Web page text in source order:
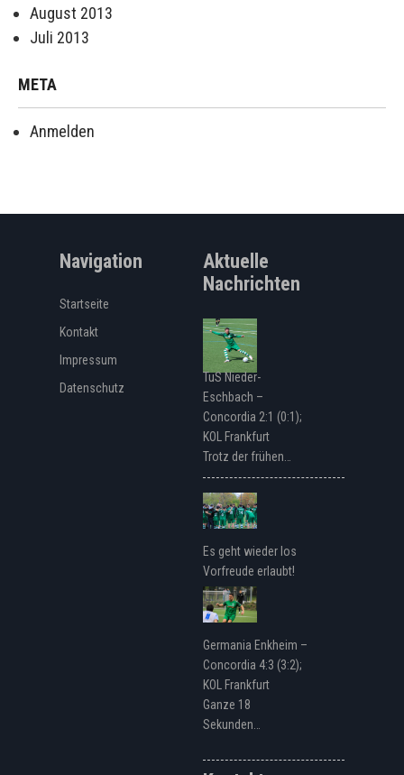
August 2013
Juli 2013
META
Anmelden
Navigation
Startseite
Kontakt
Impressum
Datenschutz
Aktuelle
Nachrichten
TuS Nieder-
Eschbach –
Concordia 2:1 (0:1);
KOL Frankfurt
Trotz der frühen…
Es geht wieder los
Vorfreude erlaubt!
Germania Enkheim –
Concordia 4:3 (3:2);
KOL Frankfurt
Ganze 18
Sekunden…